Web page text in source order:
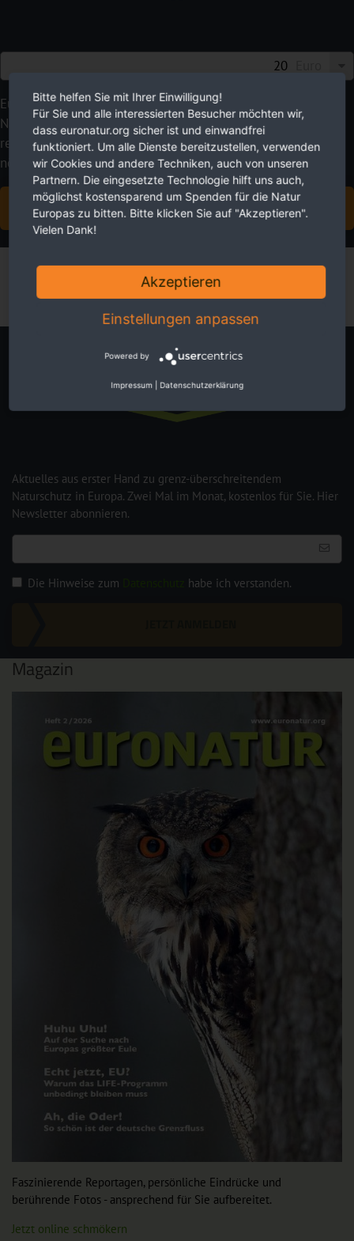
EuroNatur setzt auf langfristig angelegte
Naturschutzprojekte statt Schnellschüsse. Mit Ihren
regelmäßigen Spendenbeiträgen geben Sie uns die dafür
nötige Planungssicherheit.
JETZT FÖRDERMITGLIED WERDEN
Newsletter
Aktuelles aus erster Hand zu grenz-überschreitendem
Naturschutz in Europa. Zwei Mal im Monat, kostenlos für Sie. Hier
Newsletter abonnieren.
Die Hinweise zum habe ich verstanden.
Magazin
Faszinierende Reportagen, persönliche Eindrücke und
berührende Fotos - ansprechend für Sie aufbereitet.
Jetzt online schmökern
Bitte helfen Sie mit Ihrer Einwilligung!
Für Sie und alle interessierten Besucher möchten wir,
dass euronatur.org sicher ist und einwandfrei
funktioniert. Um alle Dienste bereitzustellen, verwenden
wir Cookies und andere Techniken, auch von unseren
Partnern. Die eingesetzte Technologie hilft uns auch,
möglichst kostensparend um Spenden für die Natur
Europas zu bitten. Bitte klicken Sie auf "Akzeptieren".
Vielen Dank!
Akzeptieren
Einstellungen anpassen
Powered by
Impressum Datenschutzerklärung